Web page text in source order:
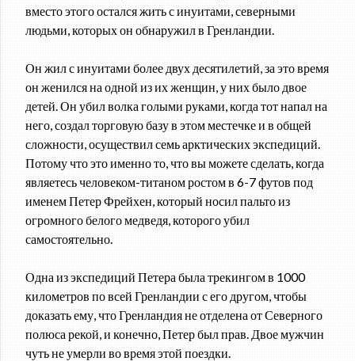
вместо этого остался жить с инуитами, северными
людьми, которых он обнаружил в Гренландии.
Он жил с инуитами более двух десятилетий, за это время
он женился на одной из их женщин, у них было двое
детей. Он убил волка голыми руками, когда тот напал на
него, создал торговую базу в этом местечке и в общей
сложности, осуществил семь арктических экспедиций.
Потому что это именно то, что вы можете сделать, когда
являетесь человеком-титаном ростом в 6-7 футов под
именем Петер Фрейхен, который носил пальто из
огромного белого медведя, которого убил
самостоятельно.
Одна из экспедиций Петера была трекингом в 1000
километров по всей Гренландии с его другом, чтобы
доказать ему, что Гренландия не отделена от Северного
полюса рекой, и конечно, Петер был прав. Двое мужчин
чуть не умерли во время этой поездки.